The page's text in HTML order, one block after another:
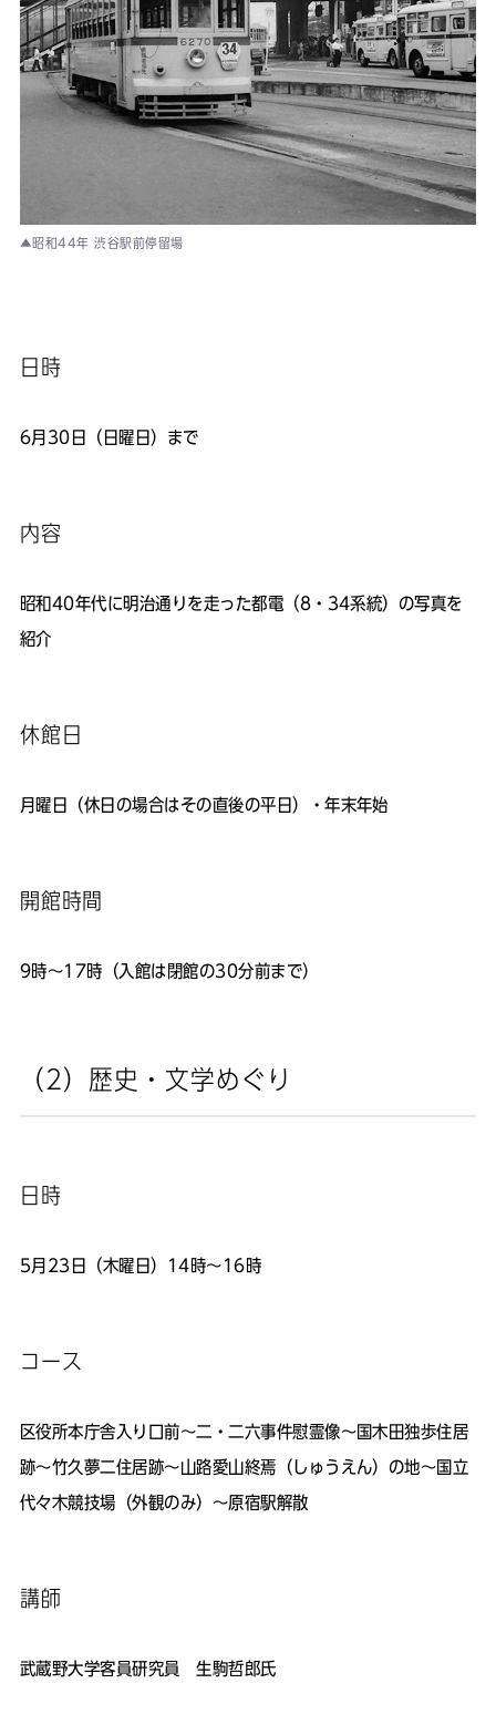
▲昭和44年 渋谷駅前停留場
日時
6月30日（日曜日）まで
内容
昭和40年代に明治通りを走った都電（8・34系統）の写真を
紹介
休館日
月曜日（休日の場合はその直後の平日）・年末年始
開館時間
9時～17時（入館は閉館の30分前まで）
（2）歴史・文学めぐり
日時
5月23日（木曜日）14時～16時
コース
区役所本庁舎入り口前～二・二六事件慰霊像～国木田独歩住居
跡～竹久夢二住居跡～山路愛山終焉（しゅうえん）の地～国立
代々木競技場（外観のみ）～原宿駅解散
講師
武蔵野大学客員研究員 生駒哲郎氏